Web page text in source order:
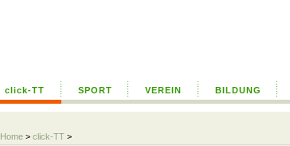
click-TT SPORT VEREIN BILDUNG
Home > click-TT >